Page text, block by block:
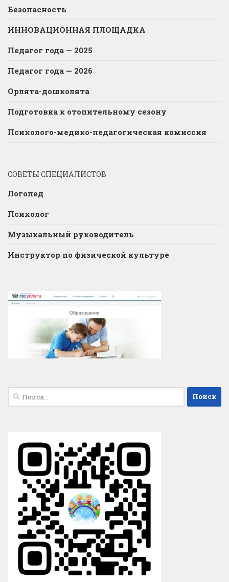
Безопасность
ИННОВАЦИОННАЯ ПЛОЩАДКА
Педагог года — 2025
Педагог года — 2026
Орлята-дошколята
Подготовка к отопительному сезону
Психолого-медико-педагогическая комиссия
СОВЕТЫ СПЕЦИАЛИСТОВ
Логопед
Психолог
Музыкальный руководитель
Инструктор по физической культуре
Найти: